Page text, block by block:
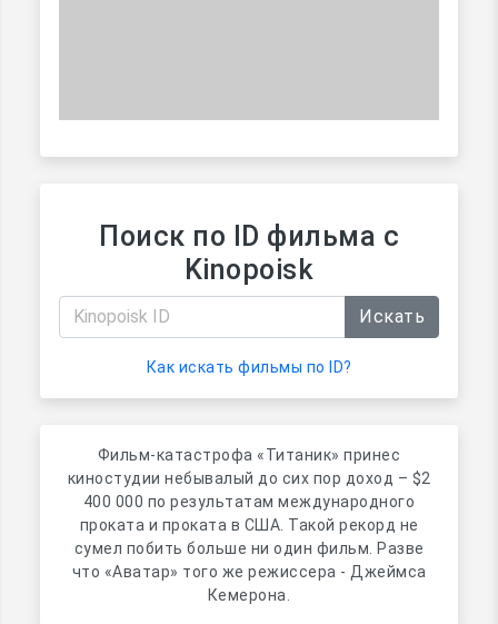
Поиск по ID фильма с
Kinopoisk
Искать
Как искать фильмы по ID?
Фильм-катастрофа «Титаник» принес
киностудии небывалый до сих пор доход – $2
400 000 по результатам международного
проката и проката в США. Такой рекорд не
сумел побить больше ни один фильм. Разве
что «Аватар» того же режиссера - Джеймса
Кемерона.